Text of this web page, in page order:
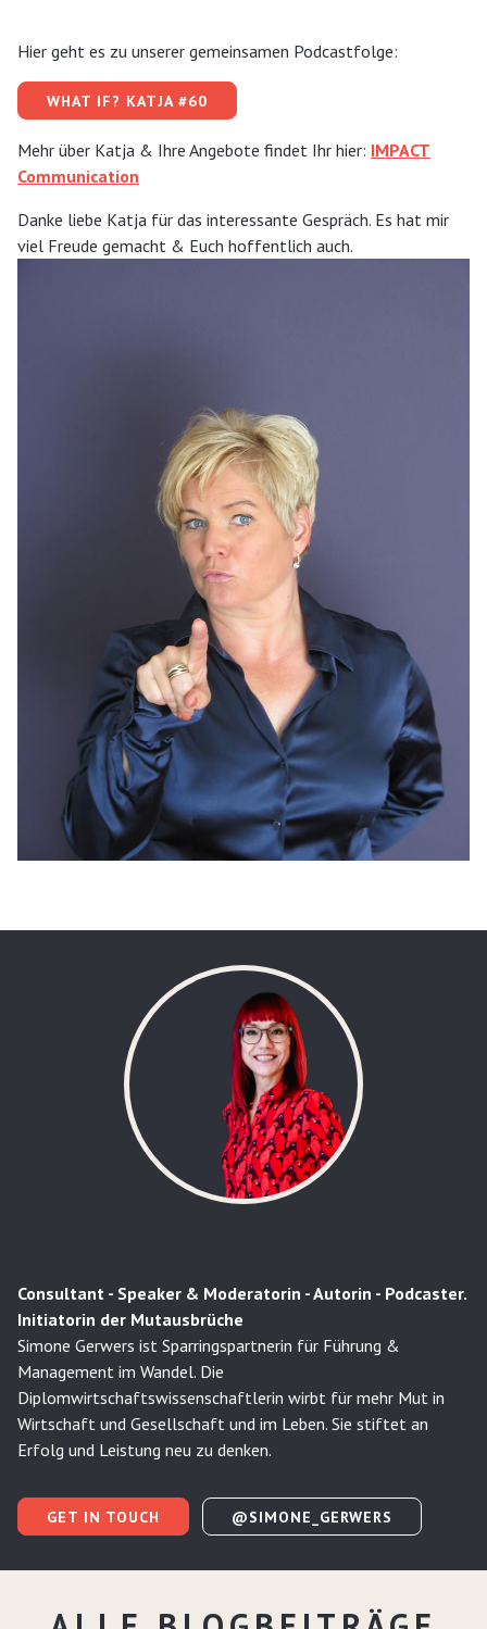
Hier geht es zu unserer gemeinsamen Podcastfolge:
WHAT IF? KATJA #60
Mehr über Katja & Ihre Angebote findet Ihr hier: IMPACT
Communication
Danke liebe Katja für das interessante Gespräch. Es hat mir
viel Freude gemacht & Euch hoffentlich auch.
Consultant - Speaker & Moderatorin - Autorin - Podcaster.
Initiatorin der Mutausbrüche
Simone Gerwers ist Sparringspartnerin für Führung &
Management im Wandel. Die
Diplomwirtschaftswissenschaftlerin wirbt für mehr Mut in
Wirtschaft und Gesellschaft und im Leben. Sie stiftet an
Erfolg und Leistung neu zu denken.
GET IN TOUCH @SIMONE_GERWERS